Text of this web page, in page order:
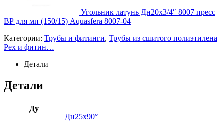
Угольник латунь Дн20х3/4″ 8007 пресс
ВР для мп (150/15) Aquasfera 8007-04
Категории: Трубы и фитинги, Трубы из сшитого полиэтилена
Pex и фитин…
Детали
Детали
Ду
Дн25х90°